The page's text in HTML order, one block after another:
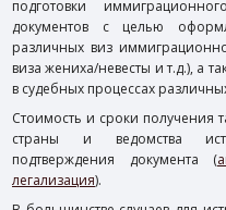
подготовки
документов с целью
различных виз
виза жениха/невесты и т.д.), а
в судебных процессах
Стоимость и сроки получения
страны и ведомства
подтверждения документа (
легализация).